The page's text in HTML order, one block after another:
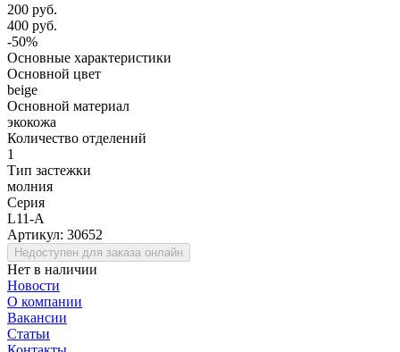
200 руб.
400 руб.
-50%
Основные характеристики
Основной цвет
beige
Основной материал
экокожа
Количество отделений
1
Тип застежки
молния
Серия
L11-A
Артикул: 30652
Недоступен для заказа онлайн
Нет в наличии
Новости
О компании
Вакансии
Статьи